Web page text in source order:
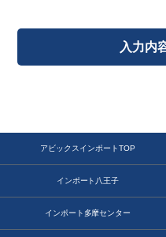
アビックスインポートTOP
インポート八王子
インポート多摩センター